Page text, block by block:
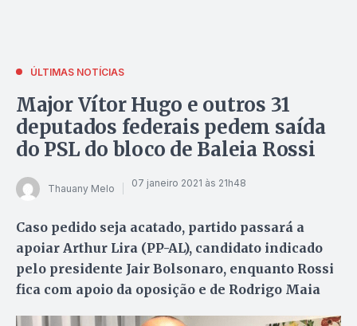
ÚLTIMAS NOTÍCIAS
Major Vítor Hugo e outros 31
deputados federais pedem saída
do PSL do bloco de Baleia Rossi
Thauany Melo 07 janeiro 2021 às 21h48
Caso pedido seja acatado, partido passará a
apoiar Arthur Lira (PP-AL), candidato indicado
pelo presidente Jair Bolsonaro, enquanto Rossi
fica com apoio da oposição e de Rodrigo Maia